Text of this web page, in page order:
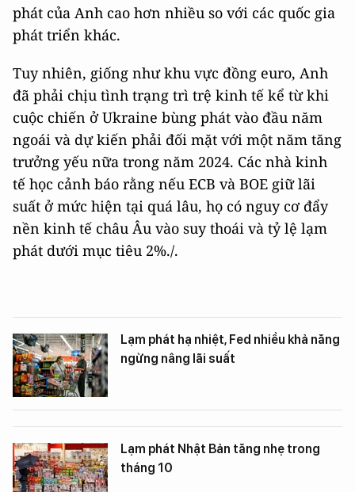
phát của Anh cao hơn nhiều so với các quốc gia
phát triển khác.
Tuy nhiên, giống như khu vực đồng euro, Anh
đã phải chịu tình trạng trì trệ kinh tế kể từ khi
cuộc chiến ở Ukraine bùng phát vào đầu năm
ngoái và dự kiến phải đối mặt với một năm tăng
trưởng yếu nữa trong năm 2024. Các nhà kinh
tế học cảnh báo rằng nếu ECB và BOE giữ lãi
suất ở mức hiện tại quá lâu, họ có nguy cơ đẩy
nền kinh tế châu Âu vào suy thoái và tỷ lệ lạm
phát dưới mục tiêu 2%./.
Lạm phát hạ nhiệt, Fed nhiều khả năng
ngừng nâng lãi suất
Lạm phát Nhật Bản tăng nhẹ trong
tháng 10